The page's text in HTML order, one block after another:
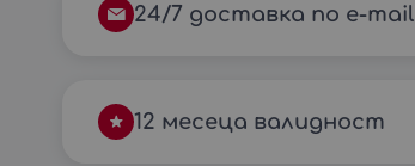
24/7 доставка по e-mail
12 месеца валидност